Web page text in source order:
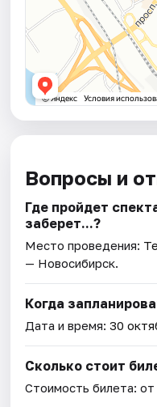
Вопросы и
Где пройдет
заберет...?
Место проведения:
— Новосибирск.
Когда
Дата и время:30
Сколько стоит
Стоимость билета: